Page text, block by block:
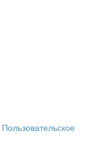
Пользовательское